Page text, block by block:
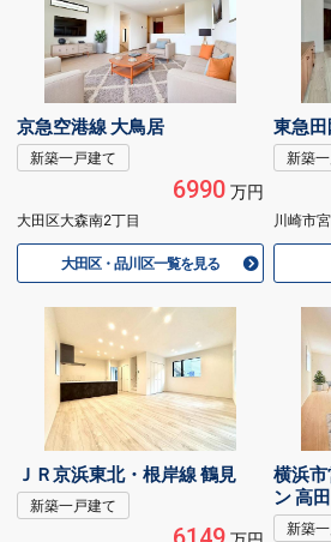
京急空港線 大鳥居
新築一戸建て
6990万円
大田区大森南2丁目
大田区・品川区一覧を見る
東急
新築
川崎市
ＪＲ京浜東北・根岸線 鶴見
新築一戸建て
横浜
ン 高田
新築